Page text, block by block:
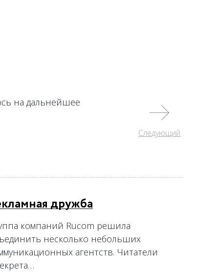
Следующий
на дальнейшее
→
дружба
компаний Rucom решила
несколько небольших
агентств. Читатели